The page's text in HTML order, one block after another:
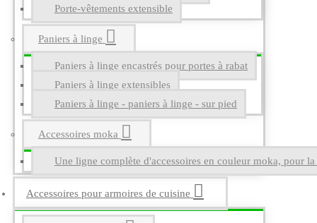
Porte-vêtements extensible
Paniers à linge
Paniers à linge encastrés pour portes à rabat
Paniers à linge extensibles
Paniers à linge - paniers à linge - sur pied
Accessoires moka
Une ligne complète d'accessoires en couleur moka, pour
Accessoires pour armoires de cuisine